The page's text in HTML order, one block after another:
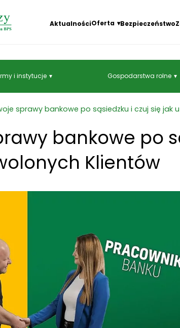
AktualnościOferta Bezpieczeństwo
i instytucje Gospodarstwa rolne
sprawy bankowe po sąsiedzku i czuj się jak
bankowe po
Klientów